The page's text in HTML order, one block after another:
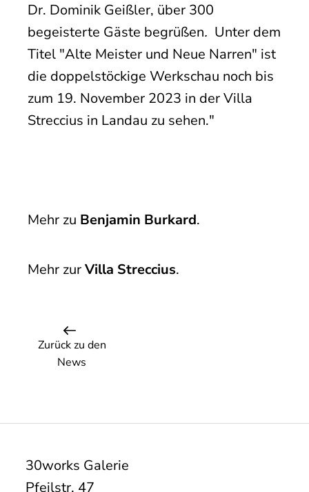
Dr. Dominik Geißler, über 300
begeisterte Gäste begrüßen. Unter dem
Titel "Alte Meister und Neue Narren" ist
die doppelstöckige Werkschau noch bis
zum 19. November 2023 in der Villa
Streccius in Landau zu sehen."
Mehr zu Benjamin Burkard.
Mehr zurVilla Streccius.
Zurück zu den
News
30works Galerie
Pfeilstr. 47